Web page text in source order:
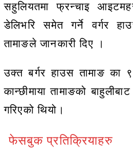
सहुलियतमा फ्रन्चाइ
डेलिभरि समेत गर्ने वर्गर
तामाङले जानकारी दिए ।
उक्त बर्गर हाउस तामाङ का
कान्छीमाया तामाङको
गरिएको थियो।
फेसबुक प्रतिक्रियाहरु